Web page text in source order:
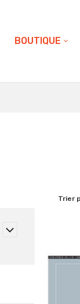
BOUTIQUE
Trier